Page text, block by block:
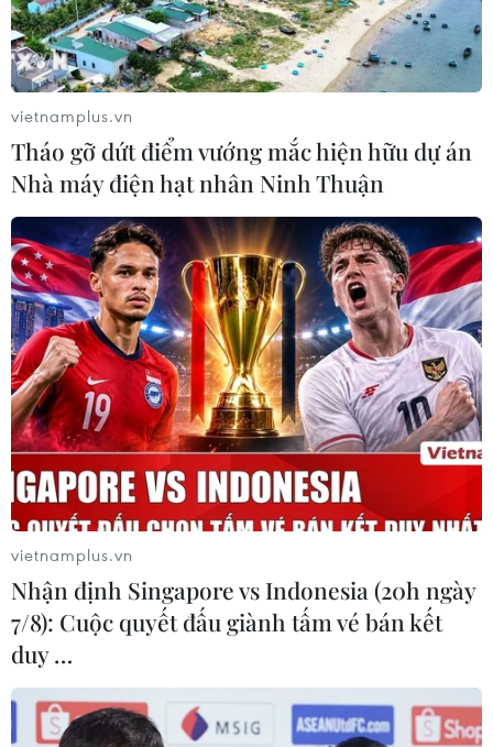
Giá vàng giảm ngày Vía Thần Tài, khách
đặt trực tuyến tăng mạnh
21/02/2021 03:05
Ngày Vía Thần Tài năm nay do bị ảnh hưởng của dịch
COVID-19 nên nhiều cửa hàng vàng vắng hơn mọi năm.
Thay vào đó, lượng khách hàng đặt mua online lại tăng
mạnh.
vietnamplus.vn
Tháo gỡ dứt điểm vướng mắc hiện hữu dự án
Nhà máy điện hạt nhân Ninh Thuận
vietnamplus.vn
Nhận định Singapore vs Indonesia (20h ngày
7/8): Cuộc quyết đấu giành tấm vé bán kết
duy …